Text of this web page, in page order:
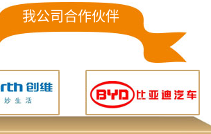
我公司合作伙伴